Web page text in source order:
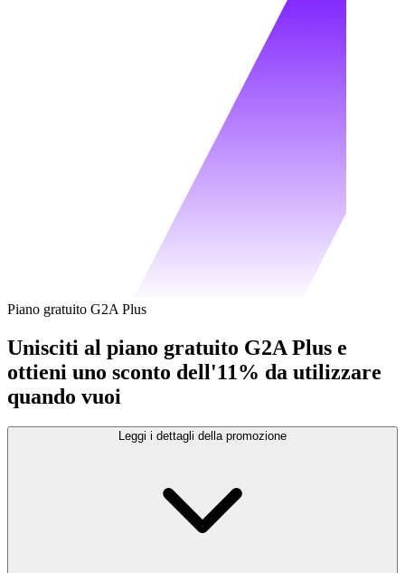
Piano gratuito G2A Plus
Unisciti al piano gratuito G2A Plus e
ottieni uno sconto dell'11% da utilizzare
quando vuoi
Leggi i dettagli della promozione